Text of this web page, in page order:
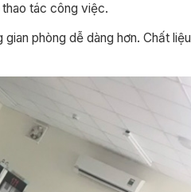
tác công việc.
phòng dễ dàng hơn. Chất liệu